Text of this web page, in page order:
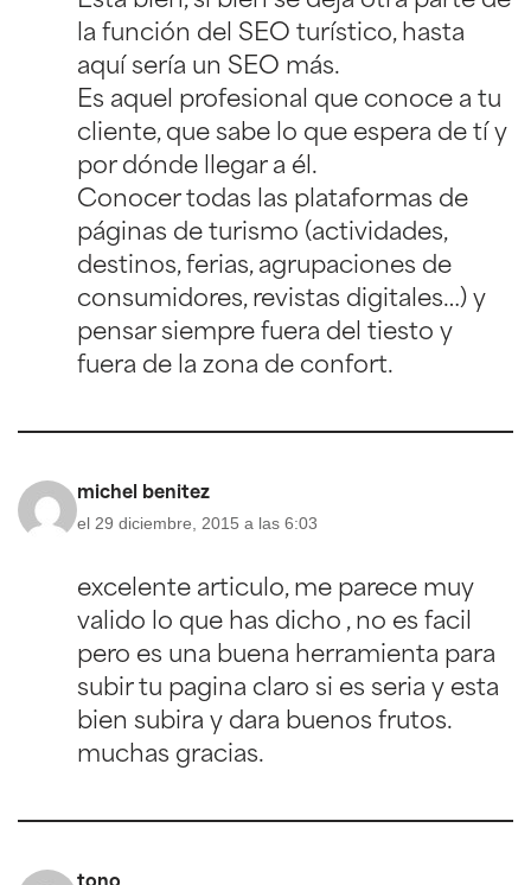
la función del SEO turístico, hasta
aquí sería un SEO más.
Es aquel profesional que conoce a tu
cliente, que sabe lo que espera de tí y
por dónde llegar a él.
Conocer todas las plataformas de
páginas de turismo (actividades,
destinos, ferias, agrupaciones de
consumidores, revistas digitales…) y
pensar siempre fuera del tiesto y
fuera de la zona de confort.
michel benitez
el 29 diciembre, 2015 a las 6:03
excelente articulo, me parece muy
valido lo que has dicho , no es facil
pero es una buena herramienta para
subir tu pagina claro si es seria y esta
bien subira y dara buenos frutos.
muchas gracias.